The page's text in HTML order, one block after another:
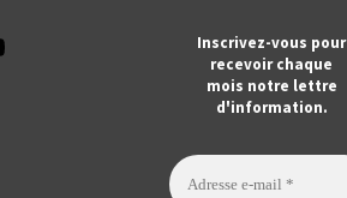
Inscrivez-vous pour
recevoir chaque
mois notre lettre
d'information.